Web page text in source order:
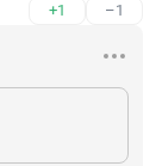
+1 –1